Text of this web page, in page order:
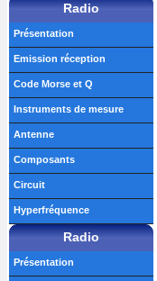
Radio
Présentation
Emission réception
Code Morse et Q
Instruments de mesure
Antenne
Composants
Circuit
Hyperfréquence
Radio
Présentation